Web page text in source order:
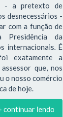
- a pretexto de
desnecessários -
com a função de
Presidência da
internacionais. É
exatamente a
que, nos
o nosso comércio
de hoje.
continuar lendo